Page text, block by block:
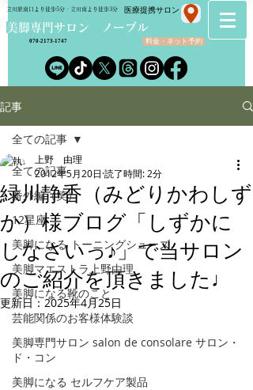
​美脚専門サロン ノーブル
立川駅南口より徒歩5分・立川南より徒歩3分
料金・ネット予約
070-2173-1747
​医療提携サロン
記事
全ての記事
番外編（笑）
12星座
美脚になる トーニングシューズ
美脚マエストラ上野由理
美脚になる靴のこと
芸能関係のお客様体験談
美脚専門サロン salon de consolare サロン・
ド・コン
美脚になる セルフケア製品
全ての記事
緑川静香（みどりかわしず
か）様ブログ「しずかに
しなさいっ♪」で当サロン
のご紹介を頂きました♩
上野 由理
2012年5月20日 読了時間: 2分
更新日：2025年4月25日